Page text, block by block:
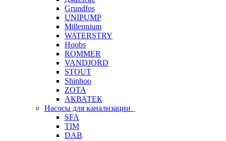
Grundfos
UNIPUMP
Millennium
WATERSTRY
Hoobs
ROMMER
VANDJORD
STOUT
Shinhoo
ZOTA
АКВАТЕК
Насосы для канализации
SFA
TIM
DAB